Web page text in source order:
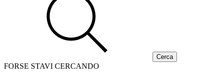
FORSE STAVI CERCANDO